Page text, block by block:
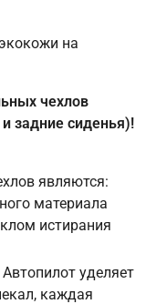
данных
ваших
запроса введите
на
чехлов
задние сиденья)!
являются:
материала
истирания
уделяет
каждая